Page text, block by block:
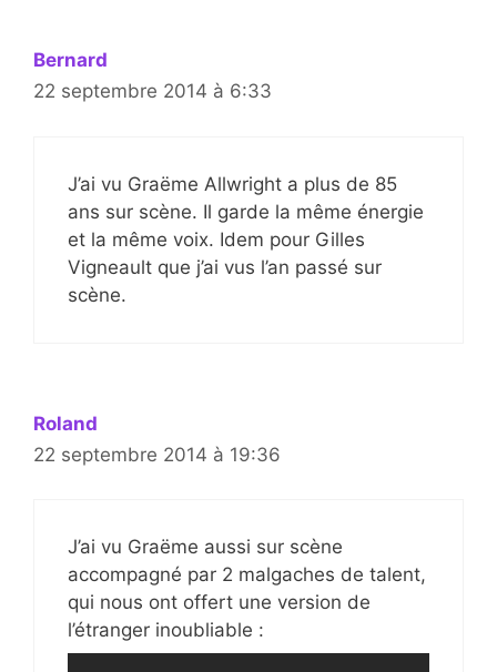
Bernard
22 septembre 2014 à 6:33
J’ai vu Graëme Allwright a plus de 85
ans sur scène. Il garde la même énergie
et la même voix. Idem pour Gilles
Vigneault que j’ai vus l’an passé sur
scène.
Roland
22 septembre 2014 à 19:36
J’ai vu Graëme aussi sur scène
accompagné par 2 malgaches de talent,
qui nous ont offert une version de
l’étranger inoubliable :